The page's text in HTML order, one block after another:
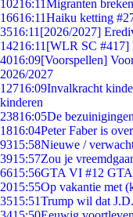
10216:11Migranten
16616:11Haiku ketting
3516:11 [2026/2027]
14216:11 [WLR SC #417]
4016:09[Voorspellen]
2026/2027
12716:09Invalkracht
kinderen
23816:05De
1816:04Peter Faber is
9315:58Nieuwe /
3915:57Zou je
6615:56GTA VI #12
2015:55Op vakantie met
3515:51Trump wil dat